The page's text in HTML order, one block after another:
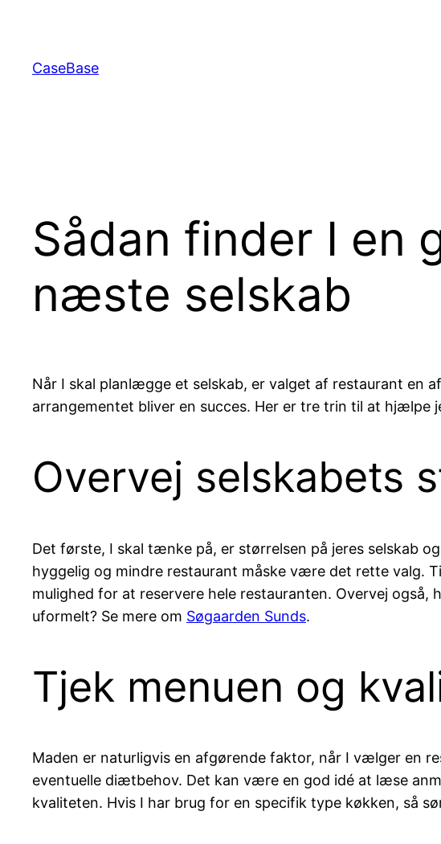
indhold
CaseBase
Sådan finder I en
næste selskab
Når I skal planlægge et selskab, er valget af restaurant en
arrangementet bliver en succes. Her er tre trin til at hjælpe
Overvej selskabets
Det første, I skal tænke på, er størrelsen på jeres selskab
hyggelig og mindre restaurant måske være det rette valg.
mulighed for at reservere hele restauranten. Overvej
uformelt? Se mere om Søgaarden Sunds.
Tjek menuen og
Maden er naturligvis en afgørende faktor, når I vælger en
eventuelle diætbehov. Det kan være en god idé at læse
kvaliteten. Hvis I har brug for en specifik type køkken, så